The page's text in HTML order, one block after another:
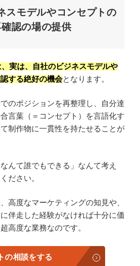
スモデルやコンセプトの
認の場の提供
実は、自社のビジネスモデルや
する絶好の機会となります。
のポジションを再整理し、自分達
言葉（＝コンセプト）を言語化す
制作物に一貫性を持たせることが
んて誰でもできる」なんて考え
ださい。
高度なマーケティングの知見や、
伴走した経験がなければ十分に価
高度な業務なのです。
の相談をする